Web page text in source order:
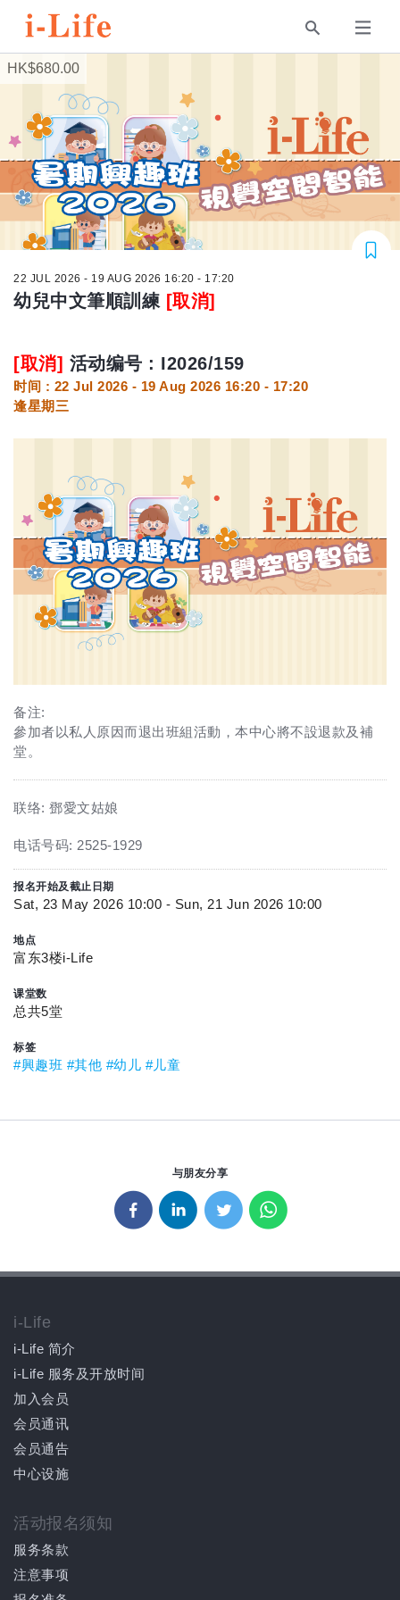
HK$680.00
22 JUL 2026 - 19 AUG 2026 16:20 - 17:20
幼兒中文筆順訓練 [取消]
[取消] 活动编号 : I2026/159
时间 : 22 Jul 2026 - 19 Aug 2026 16:20 - 17:20
逢星期三
备注:
參加者以私人原因而退出班組活動，本中心將不設退款及補
堂。
联络: 鄧愛文姑娘
电话号码: 2525-1929
报名开始及截止日期
Sat, 23 May 2026 10:00 - Sun, 21 Jun 2026 10:00
地点
富东3楼i-Life
课堂数
总共5堂
标签
#興趣班 #其他 #幼儿 #儿童
与朋友分享
i-Life
i-Life 简介
i-Life 服务及开放时间
加入会员
会员通讯
会员通告
中心设施
活动报名须知
服务条款
注意事项